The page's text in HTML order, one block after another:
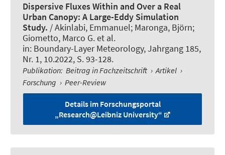
Dispersive Fluxes Within and Over a Real
Urban Canopy: A Large-Eddy Simulation
Study. / Akinlabi, Emmanuel; Maronga, Björn;
Giometto, Marco G. et al.
in: Boundary-Layer Meteorology, Jahrgang 185,
Nr. 1, 10.2022, S. 93-128.
Publikation: Beitrag in Fachzeitschrift › Artikel ›
Forschung › Peer-Review
Details im Forschungsportal
„Research@Leibniz University“